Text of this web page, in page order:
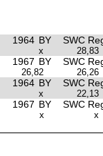
1964 BY SWC
x 28,83
1967 BY SWC
26,82 26,26
1964 BY SWC
x 22,13
1967 BY SWC
x x